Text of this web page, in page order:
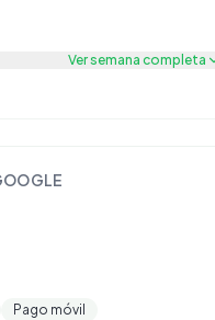
Ver semana completa
Pago móvil